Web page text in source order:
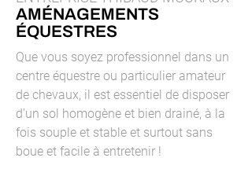
AMÉNAGEMENTS
ÉQUESTRES
Que vous soyez professionnel dans un
centre équestre ou particulier amateur
de chevaux, il est essentiel de disposer
d’un sol homogène et bien drainé, à la
fois souple et stable et surtout sans
boue et facile à entretenir !